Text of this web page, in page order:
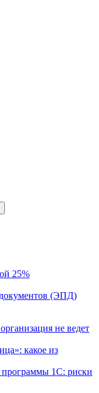
25%
(ЭПД)
не ведет
какое из
программы 1С: риски